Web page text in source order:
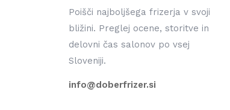
Poišči najboljšega frizerja v svoji
bližini. Preglej ocene, storitve in
delovni čas salonov po vsej
Sloveniji.
info@doberfrizer.si